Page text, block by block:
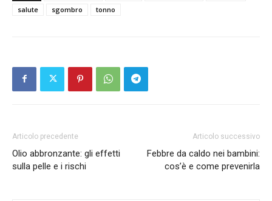
salute
sgombro tonno
Articolo precedente
Olio abbronzante: gli effetti
sulla pelle e i rischi
Articolo successivo
Febbre da caldo nei bambini:
cos’è e come prevenirla